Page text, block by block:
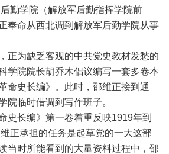
学院（解放军后勤指挥学院前
奉命从西北调到解放军后勤学院从事
为缺乏客观的中共党史教材发愁的
学院院长胡乔木倡议编写一套多卷本
命史长编》。此时，邵维正接到通
院临时借调到写作班子。
史长编》第一卷着重反映1919年到
正承担的任务是起草党的一大这部
当时所能看到的大量资料过程中，邵